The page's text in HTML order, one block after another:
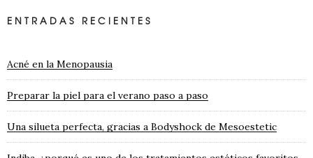
ENTRADAS RECIENTES
Acné en la Menopausia
Preparar la piel para el verano paso a paso
Una silueta perfecta, gracias a Bodyshock de Mesoestetic